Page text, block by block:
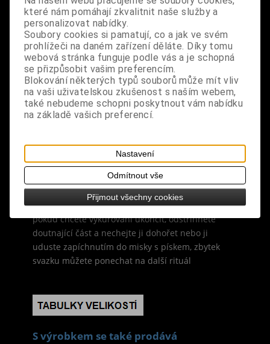
obsahuje 1 svazek
vůně: kafrová, bylinná, intenzivní, pryskyřičná, se
sladkým nádechem
rozměry: délka svazku cca 10 cm
návod na vykuřování: svazek na jednom konci
zapalte, nechte jej rozhořet a poté plamínek
ruky nebo pírka rozdmýchávejte dým kolem sebe a
do okolního prostoru, u tohoto typu vykuřování
držte svazek přímo v ruce nebo použijte
vykuřovací misku, talířek z terakoty, vykuřovací
mušli nebo jinou nehořlavou odkládací misku,
pokud chcete vykuřování ukončit, odstřihnete
doutnající část a nechejte ji dohořet nebo ji
uduste zapíchnutím do misky s pískem, zbytek
svazku můžete ponechat na další rituál
S výrobkem se také prodává
které nám pomáhají zkvalitnit naše služby a
personalizovat nabídky.
Soubory cookies si pamatují, co a jak ve svém
prohlížeči na daném zařízení děláte. Díky tomu
webová stránka funguje podle vás a je schopná
se přizpůsobit vašim preferencím.
Blokování některých typů souborů může mít vliv
na vaši uživatelskou zkušenost s naším webem,
také nebudeme schopni poskytnout vám nabídku
na základě vašich preferencí.
Nastavení
Odmítnout vše
Přijmout všechny cookies